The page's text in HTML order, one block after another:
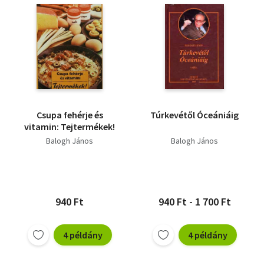
Csupa fehérje és
vitamin: Tejtermékek!
Balogh János
940 Ft
4 példány
Túrkevétől Óceániáig
Balogh János
940 Ft - 1 700 Ft
4 példány